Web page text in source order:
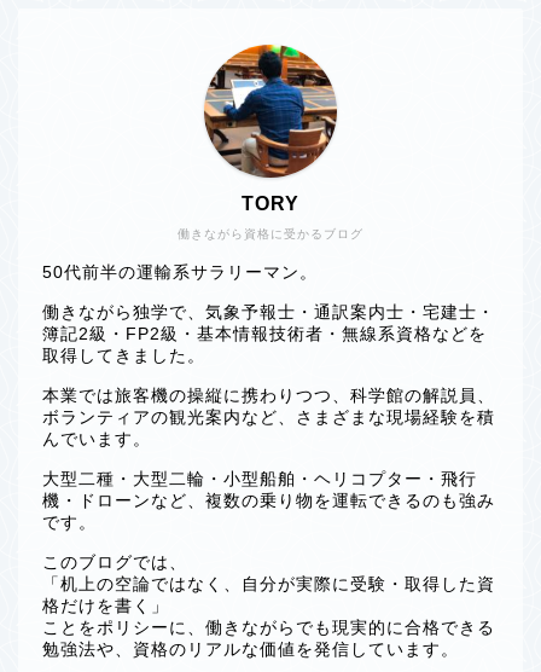
働きながら資格に受かるブログ
TORY
50代前半の運輸系サラリーマン。
働きながら独学で、気象予報士・通訳案内士・宅建士・
簿記2級・FP2級・基本情報技術者・無線系資格などを
取得してきました。
本業では旅客機の操縦に携わりつつ、科学館の解説員、
ボランティアの観光案内など、さまざまな現場経験を積
んでいます。
大型二種・大型二輪・小型船舶・ヘリコプター・飛行
機・ドローンなど、複数の乗り物を運転できるのも強み
です。
このブログでは、
「机上の空論ではなく、自分が実際に受験・取得した資
格だけを書く」
ことをポリシーに、働きながらでも現実的に合格できる
勉強法や、資格のリアルな価値を発信しています。